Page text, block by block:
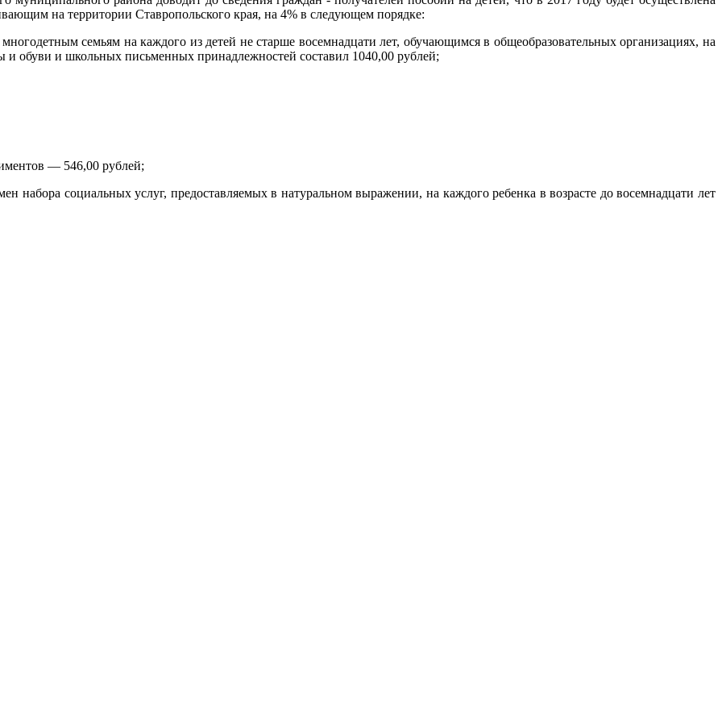
на территории Ставропольского края, на 4% в следующем порядке:
семьям на каждого из детей не старше восемнадцати лет, обучающимся в общеобразовательных организациях, на
обуви и школьных письменных принадлежностей составил 1040,00 рублей;
— 546,00 рублей;
набора социальных услуг, предоставляемых в натуральном выражении, на каждого ребенка в возрасте до восемнадцати лет